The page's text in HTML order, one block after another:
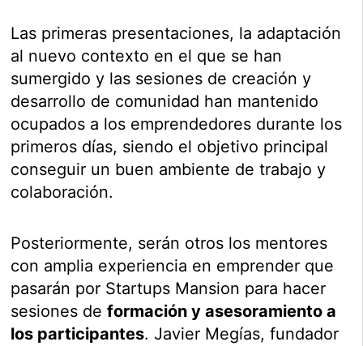
Las primeras presentaciones, la adaptación
al nuevo contexto en el que se han
sumergido y las sesiones de creación y
desarrollo de comunidad han mantenido
ocupados a los emprendedores durante los
primeros días, siendo el objetivo principal
conseguir un buen ambiente de trabajo y
colaboración.
Posteriormente, serán otros los mentores
con amplia experiencia en emprender que
pasarán por Startups Mansion para hacer
sesiones deformación y asesoramiento a
los participantes. Javier Megías, fundador